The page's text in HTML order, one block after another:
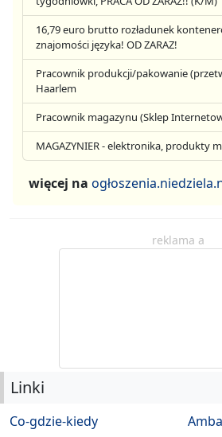
16,79 euro brutto rozładunek
znajomości języka! OD ZARAZ!
Pracownik produkcji/pakowanie
Haarlem
Pracownik magazynu (Sklep
MAGAZYNIER - elektronika, produkty
więcej na
reklama a
Linki
Co-gdzie-kiedy